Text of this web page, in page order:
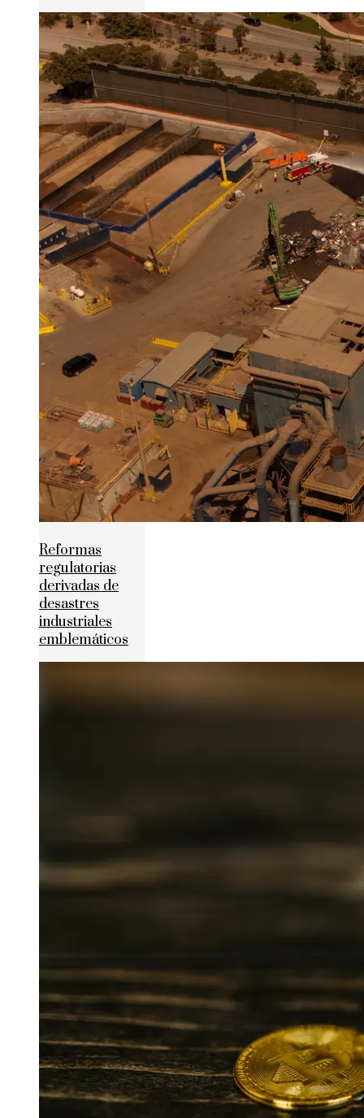
Reformas
regulatorias
derivadas de
desastres
industriales
emblemáticos